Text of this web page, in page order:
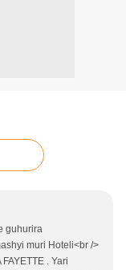
guhurira
muri Hoteli<br />
. Yari